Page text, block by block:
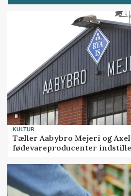
KULTUR
Tæller Aabybro Mejeri og Axel
fødevareproducenter